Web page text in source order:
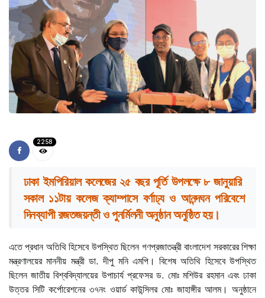
2258
ঢাকা ইমপিরিয়াল কলেজের ২৫ বছর পূর্তি উপলক্ষে ৮ জানুয়ারি
সকাল ১১টায় কলেজ ক্যাম্পাসে বর্ণাঢ্য ও আনন্দঘন পরিবেশে
দিনব্যাপী রজতজয়ন্তী ও পুনর্মিলনী অনুষ্ঠান অনুষ্ঠিত হয়।
এতে প্রধান অতিথি হিসেবে উপস্থিত ছিলেন গণপ্রজাতন্ত্রী বাংলাদেশ সরকারের শিক্ষা
মন্ত্রণালয়ের মাননীয় মন্ত্রী ডা. দীপু মনি এমপি। বিশেষ অতিথি হিসেবে উপস্থিত
ছিলেন জাতীয় বিশ্ববিদ্যালয়ের উপাচার্য প্রফেসর ড. মোঃ মশিউর রহমান এবং ঢাকা
উত্তর সিটি কর্পোরেশনের ৩৭নং ওয়ার্ড কাউন্সিলর মোঃ জাহাঙ্গীর আলম। অনুষ্ঠানে